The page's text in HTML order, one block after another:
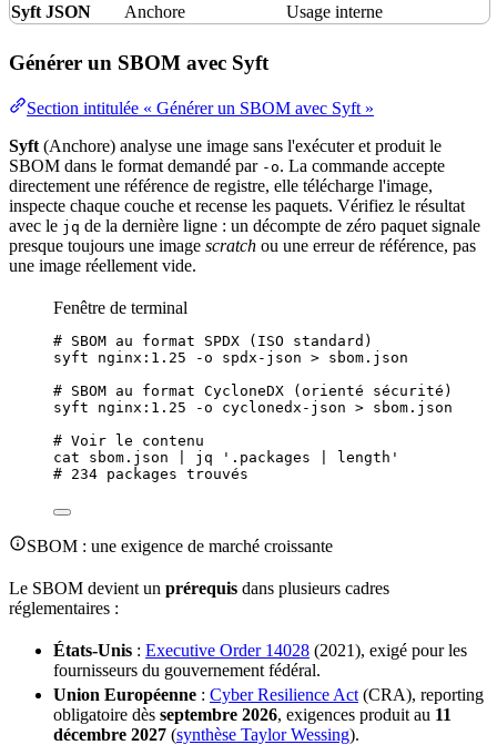
Syft JSON Anchore Usage interne
Générer un SBOM avec Syft
Section intitulée « Générer un SBOM avec Syft »
Syft (Anchore) analyse une image sans l'exécuter et produit le
SBOM dans le format demandé par -o. La commande accepte
directement une référence de registre, elle télécharge l'image,
inspecte chaque couche et recense les paquets. Vérifiez le résultat
avec le jq de la dernière ligne : un décompte de zéro paquet signale
presque toujours une image scratch ou une erreur de référence, pas
une image réellement vide.
Fenêtre de terminal
# SBOM au format SPDX (ISO standard)
syft
nginx:1.25 -o spdx-json > sbom.json
# SBOM au format CycloneDX (orienté sécurité)
syft
nginx:1.25 -o cyclonedx-json > sbom.json
# Voir le contenu
cat
sbom.json jq ' .packages | length '
# 234 packages trouvés
SBOM : une exigence de marché croissante
Le SBOM devient un prérequis dans plusieurs cadres
réglementaires :
États-Unis : Executive Order 14028 (2021), exigé pour les
fournisseurs du gouvernement fédéral.
Union Européenne : Cyber Resilience Act (CRA), reporting
obligatoire dès septembre 2026, exigences produit au 11
décembre 2027 (synthèse Taylor Wessing).